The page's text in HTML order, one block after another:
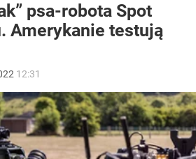
psa-robota Spot
Amerykanie testują
12:31